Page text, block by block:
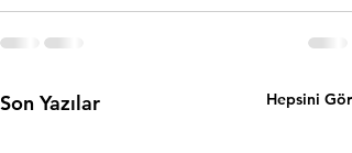
Son Yazılar Hepsini Gör